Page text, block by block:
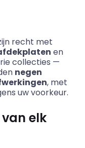
recht met
en
collecties —
negen
, met
uwvoorkeur.
van elk